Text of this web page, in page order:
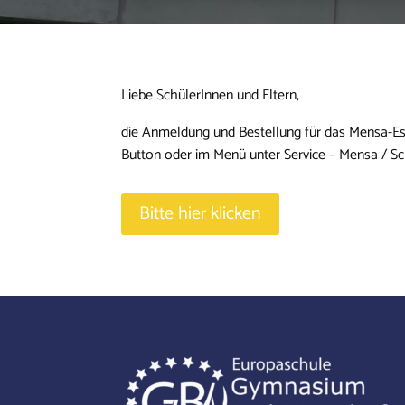
Liebe SchülerInnen und Eltern,
die Anmeldung und Bestellung für das Mensa-
Button oder im Menü unter Service – Mensa /
Bitte hier klicken